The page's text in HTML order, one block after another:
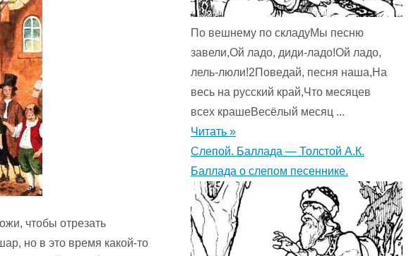
чтобы отрезать
но в это время какой-то
По вешнему по складуМы песню
завели,Ой ладо, диди-ладо!Ой ладо,
лель-люли!2Поведай, песня наша,На
весь на русский край,Что месяцев
всех крашеВесёлый месяц ...
Читать »
Слепой. Баллада — Толстой А.К.
Баллада о слепом песеннике.